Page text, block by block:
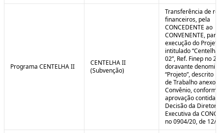
Programa CENTELHA II
CENTELHA II
(Subvenção)
Transferência de
financeiros, pela
CONCEDENTE ao
CONVENENTE,
execução do Projeto
intitulado
02”, Ref. Finep no
doravante
“Projeto”, descrito
de Trabalho anexo
Convênio, conforme
aprovação contida
Decisão da
Executiva da
no 0904/20, de 12/